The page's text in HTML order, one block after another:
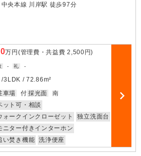
中央本線 川岸駅 徒歩97分
万円 (管理費・共益費2,500円)
- 礼 -
/3LDK /72.86m²
車場
付 採光面
南
ット可・相談
ォークインクローゼット
独立洗面台
ニター付きインターホン
い焚き機能 洗浄便座